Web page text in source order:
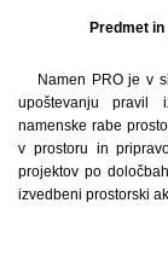
Predmet
Namen PRO je v
upoštevanju pravil
namenske rabe
v prostoru in
projektov po
izvedbeni prostorski